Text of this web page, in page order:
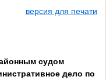
версия для печати
судом
дело по